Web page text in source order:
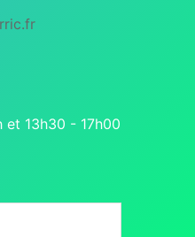
et 13h30 - 17h00